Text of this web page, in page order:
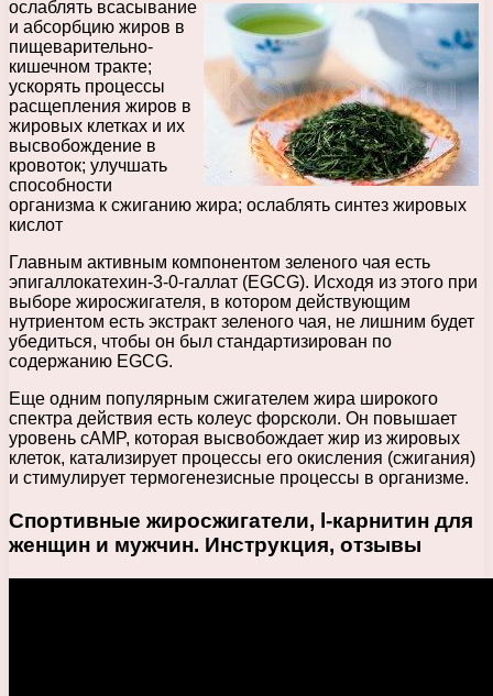
ослаблять всасывание
и абсорбцию жиров в
пищеварительно-
кишечном тракте;
ускорять процессы
расщепления жиров в
жировых клетках и их
высвобождение в
кровоток; улучшать
способности
организма к сжиганию жира; ослаблять синтез жировых
кислот
Главным активным компонентом зеленого чая есть
эпигаллокатехин-3-0-галлат (EGCG). Исходя из этого при
выборе жиросжигателя, в котором действующим
нутриентом есть экстракт зеленого чая, не лишним будет
убедиться, чтобы он был стандартизирован по
содержанию EGCG.
Еще одним популярным сжигателем жира широкого
спектра действия есть колеус форсколи. Он повышает
уровень cAMP, которая высвобождает жир из жировых
клеток, катализирует процессы его окисления (сжигания)
и стимулирует термогенезисные процессы в организме.
Спортивные жиросжигатели, l-карнитин для
женщин и мужчин. Инструкция, отзывы